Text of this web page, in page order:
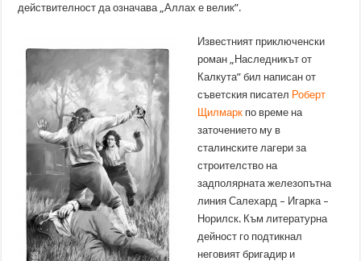
действителност да означава „Аллах е велик”.
Известният приключенски
роман „Наследникът от
Калкута” бил написан от
съветския писател Роберт
Щилмарк по време на
заточението му в
сталинските лагери за
строителство на
задполярната железопътна
линия Салехард – Игарка –
Норилск. Към литературна
дейност го подтикнал
неговият бригадир и